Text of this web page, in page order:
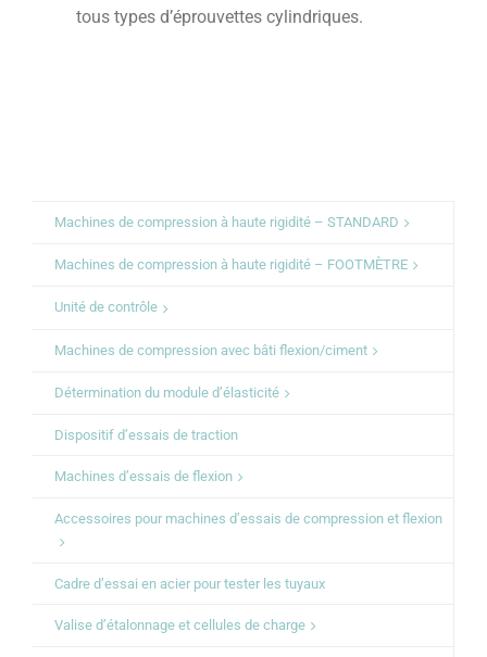
tous types d’éprouvettes cylindriques.
Machines de compression à haute rigidité – STANDARD
Machines de compression à haute rigidité – FOOTMÈTRE
Unité de contrôle
Machines de compression avec bâti flexion/ciment
Détermination du module d’élasticité
Dispositif d’essais de traction
Machines d’essais de flexion
Accessoires pour machines d’essais de compression et flexion
Cadre d’essai en acier pour tester les tuyaux
Valise d’étalonnage et cellules de charge